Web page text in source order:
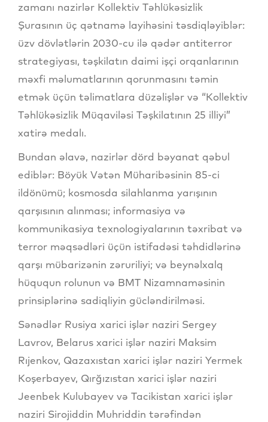
zamanı nazirlər Kollektiv Təhlükəsizlik
Şurasının üç qətnamə layihəsini təsdiqləyiblər:
üzv dövlətlərin 2030-cu ilə qədər antiterror
strategiyası, təşkilatın daimi işçi orqanlarının
məxfi məlumatlarının qorunmasını təmin
etmək üçün təlimatlara düzəlişlər və “Kollektiv
Təhlükəsizlik Müqaviləsi Təşkilatının 25 illiyi”
xatirə medalı.
Bundan əlavə, nazirlər dörd bəyanat qəbul
ediblər: Böyük Vətən Müharibəsinin 85-ci
ildönümü; kosmosda silahlanma yarışının
qarşısının alınması; informasiya və
kommunikasiya texnologiyalarının təxribat və
terror məqsədləri üçün istifadəsi təhdidlərinə
qarşı mübarizənin zəruriliyi; və beynəlxalq
hüququn rolunun və BMT Nizamnaməsinin
prinsiplərinə sadiqliyin gücləndirilməsi.
Sənədlər Rusiya xarici işlər naziri Sergey
Lavrov, Belarus xarici işlər naziri Maksim
Rıjenkov, Qazaxıstan xarici işlər naziri Yermek
Koşerbayev, Qırğızıstan xarici işlər naziri
Jeenbek Kulubayev və Tacikistan xarici işlər
naziri Sirojiddin Muhriddin tərəfindən